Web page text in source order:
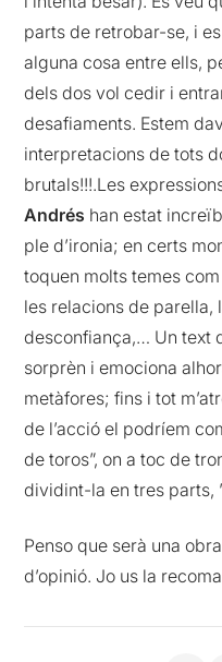
parts de retrobar-se, i
alguna cosa entre ells,
dels dos vol cedir i
desafiaments. Estem
interpretacions de tots
brutals!!!.Les
Andrés han estat
ple d’ironia; en certs
toquen molts temes
les relacions de parella,
desconfiança,… Un text
sorprèn i emociona
metàfores; fins i tot
de l’acció el podríem
de toros”, on a toc de
dividint-la en tres parts,
Penso que serà una
d’opinió. Jo us la